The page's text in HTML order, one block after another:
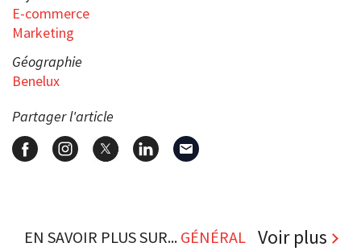
E-commerce
Marketing
Géographie
Benelux
Partager l'article
EN SAVOIR PLUS SUR... GÉNÉRAL Voir plus